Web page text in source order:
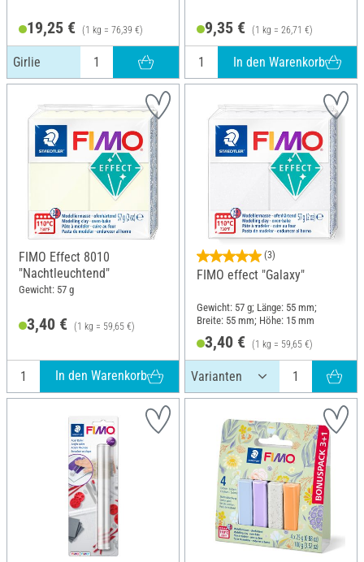
19,25 € (1 kg = 76,39 €)
Girlie
9,35 € (1 kg = 26,71 €)
In den Warenkorb
FIMO Effect 8010
"Nachtleuchtend"
Gewicht: 57 g
3,40 € (1 kg = 59,65 €)
In den Warenkorb
(3)
FIMO effect "Galaxy"
Gewicht: 57 g; Länge: 55 mm;
Breite: 55 mm; Höhe: 15 mm
3,40 € (1 kg = 59,65 €)